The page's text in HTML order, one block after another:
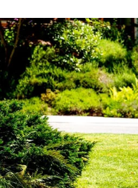
Комарово
Усть-Ижора
Саперный
Петро-Славянка
Тярлево